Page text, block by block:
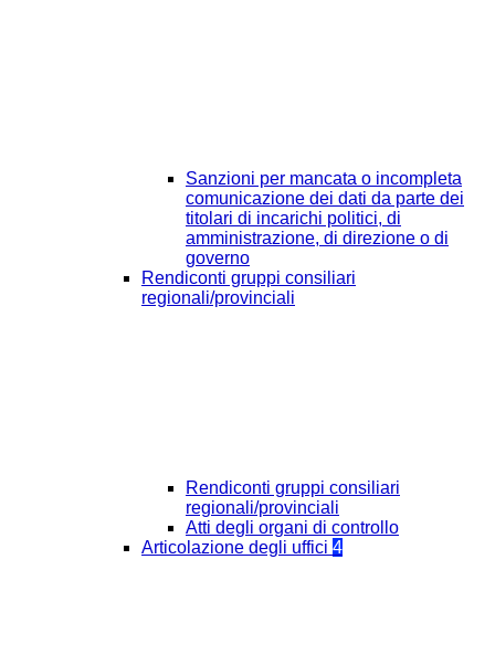
Sanzioni per mancata o incompleta
comunicazione dei dati da parte dei
titolari di incarichi politici, di
amministrazione, di direzione o di
governo
Rendiconti gruppi consiliari
regionali/provinciali
Rendiconti gruppi consiliari
regionali/provinciali
Atti degli organi di controllo
Articolazione degli uffici 4